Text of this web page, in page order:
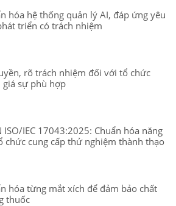
hóa hệ thống quản lý AI, đáp ứng yêu
triển có trách nhiệm
rõ trách nhiệm đối với tổ chức
giá sự phù hợp
ISO/IEC 17043:2025: Chuẩn hóa năng
chức cung cấp thử nghiệm thành thạo
hóa từng mắt xích để đảm bảo chất
thuốc